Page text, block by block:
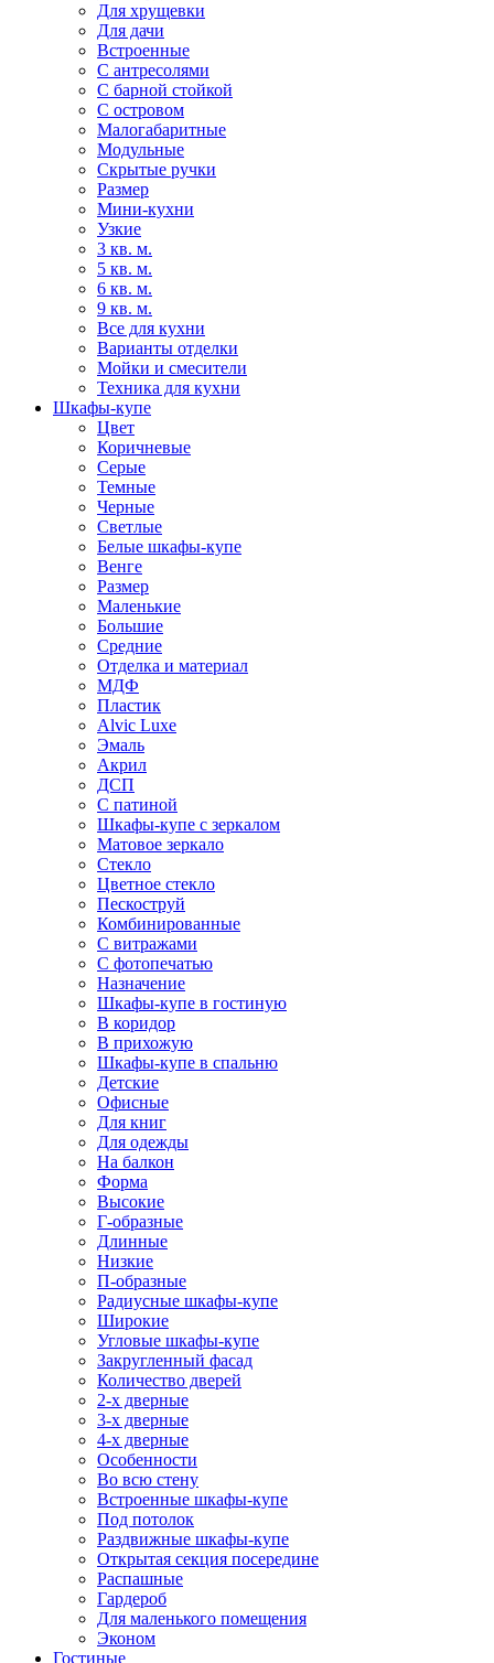
Для хрущевки
Для дачи
Встроенные
С антресолями
С барной стойкой
С островом
Малогабаритные
Модульные
Скрытые ручки
Размер
Мини-кухни
Узкие
3 кв. м.
5 кв. м.
6 кв. м.
9 кв. м.
Все для кухни
Варианты отделки
Мойки и смесители
Техника для кухни
Шкафы-купе
Цвет
Коричневые
Серые
Темные
Черные
Светлые
Белые шкафы-купе
Венге
Размер
Маленькие
Большие
Средние
Отделка и материал
МДФ
Пластик
Alvic Luxe
Эмаль
Акрил
ДСП
С патиной
Шкафы-купе с зеркалом
Матовое зеркало
Стекло
Цветное стекло
Пескоструй
Комбинированные
С витражами
С фотопечатью
Назначение
Шкафы-купе в гостиную
В коридор
В прихожую
Шкафы-купе в спальню
Детские
Офисные
Для книг
Для одежды
На балкон
Форма
Высокие
Г-образные
Длинные
Низкие
П-образные
Радиусные шкафы-купе
Широкие
Угловые шкафы-купе
Закругленный фасад
Количество дверей
2-х дверные
3-х дверные
4-х дверные
Особенности
Во всю стену
Встроенные шкафы-купе
Под потолок
Раздвижные шкафы-купе
Открытая секция посередине
Распашные
Гардероб
Для маленького помещения
Эконом
Гостиные